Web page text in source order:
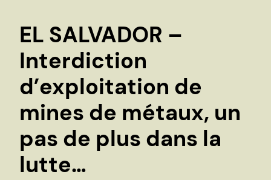
c
e
r
EL SALVADOR –
Interdiction
d’exploitation de
mines de métaux, un
pas de plus dans la
lutte…